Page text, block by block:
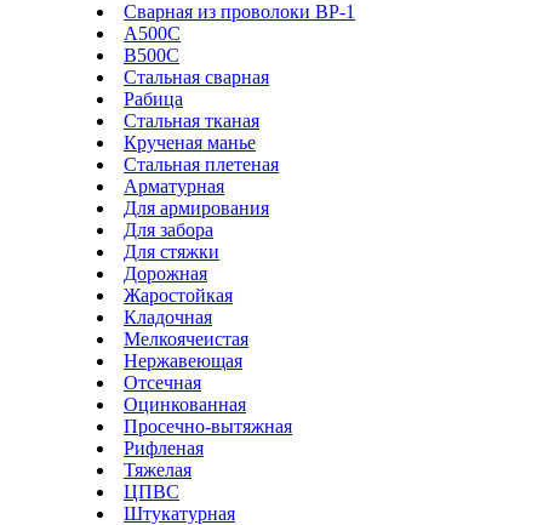
Сварная из проволоки ВР-1
А500С
В500С
Стальная сварная
Рабица
Стальная тканая
Крученая манье
Стальная плетеная
Арматурная
Для армирования
Для забора
Для стяжки
Дорожная
Жаростойкая
Кладочная
Мелкоячеистая
Нержавеющая
Отсечная
Оцинкованная
Просечно-вытяжная
Рифленая
Тяжелая
ЦПВС
Штукатурная